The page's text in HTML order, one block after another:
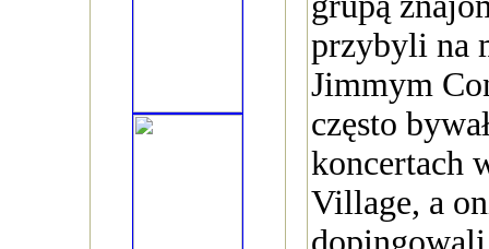
przybyli na
Jimmym
często
koncertach
Village, a